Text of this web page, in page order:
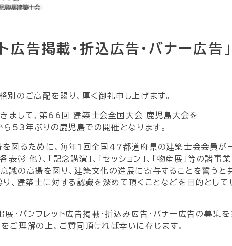
広告掲載・折込広告・バナー広告
のご高配を賜り、厚く御礼申し上げます。
まして、第66回 建築士会全国大会 鹿児島大会を
53年ぶりの鹿児島での開催となります。
図るために、毎年1回全国47都道府県の建築士会会員が
彰 他）、「記念講演」、「セッション」、「物産展」等の諸事
識の高揚を図り、建築文化の進展に寄与することを誓うと
、建築士に対する認識を深めて頂くことなどを目的として
・パンフレット広告掲載・折込み広告・バナー広告の募集を
ご理解の上、ご賛同頂ければ幸いに存じます。